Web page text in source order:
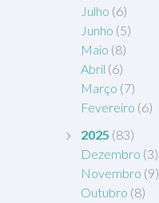
Julho (6)
Junho (5)
Maio (8)
Abril (6)
Março (7)
Fevereiro (6)
2025 (83)
Dezembro (3)
Novembro (9)
Outubro (8)